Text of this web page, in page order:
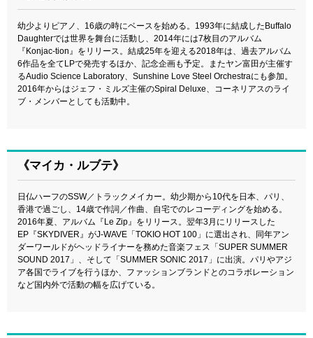
幼少よりピアノ、16歳の時にベースを始める。1993年に結成したBuffalo
Daughterでは世界を舞台に活動し、2014年には7枚目のアルバム
『Konjac-tion』をリリース。結成25年を迎える2018年は、過去アルバム
6作品を全てLPで発売するほか、記念企画も予定。またヤン富田が主催す
るAudio Science Laboratory、Sunshine Love Steel Orchestraにも参加。
2016年からはジェフ・ミルズ主催のSpiral Deluxe、コーネリアスのライ
ブ・メンバーとしても活動中。
《マイカ・ルブテ》
日仏ハーフのSSW／トラックメイカー。幼少期から10代を日本、パリ、
香港で過ごし、14歳で作詞／作曲、自宅でのレコーディングを始める。
2016年夏、アルバム『Le Zip』をリリース。翌年3月にリリースした
EP『SKYDIVER』がJ-WAVE「TOKIO HOT 100」に選出され、同年アン
ダーワールドがヘッドライナーを務めた音楽フェス「SUPER SUMMER
SOUND 2017」、そして「SUMMER SONIC 2017」に出演。パリやアジ
ア各国でライブを行うほか、ファッションブランドとのコラボレーション
など国内外で活動の幅を広げている。